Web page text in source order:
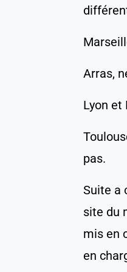
Arras,
Lyon et
pas.
Suite a
site du
mis en
en